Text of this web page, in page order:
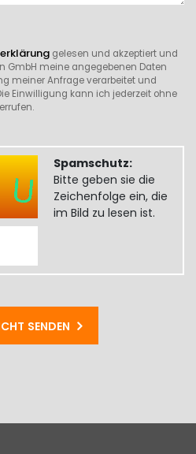
gelesen und akzeptiert und
GmbH meine angegebenen Daten
meiner Anfrage verarbeitet und
Einwilligung kann ich jederzeit ohne
Spamschutz:
Bitte geben sie die
Zeichenfolge ein, die
im Bild zu lesen ist.
SENDEN